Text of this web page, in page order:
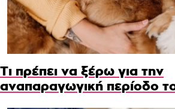
Τι πρέπει να ξέρω για την
αναπαραγωγική περίοδο